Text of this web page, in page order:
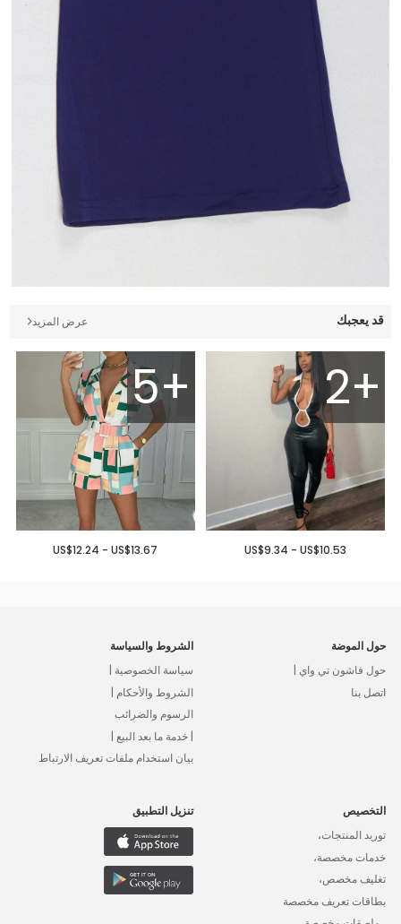
قد يعجبك عرض المزيد
2+
US$9.34 - US$10.53
5+
US$12.24 - US$13.67
حول الموضة
حول فاشون تي واي |
اتصل بنا
الشروط والسياسة
سياسة الخصوصية |
الشروط والأحكام |
الرسوم والضرائب
| خدمة ما بعد البيع |
بيان استخدام ملفات تعريف الارتباط
التخصيص
توريد المنتجات،
خدمات مخصصة،
تغليف مخصص،
بطاقات تعريف مخصصة
تنزيل التطبيق